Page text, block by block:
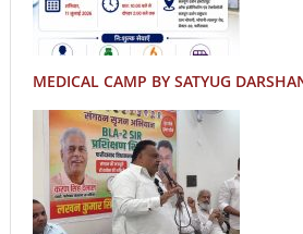
MEDICAL CAMP BY SATYUG